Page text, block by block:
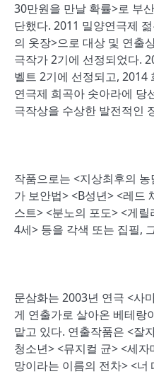
30만원을 만날 확률>로 부
단했다. 2011 밀양연극제
의 옷장>으로 대상 및 연출
극작가 2기에 선정되었다.
벨트 2기에 선정되고, 2014
연극제 희곡아 솟아라에 당
극작상을 수상한 발전적인
작품으로는 <지상최후의
가 보안법> <B성년> <레드
스트> <분노의 포도> <게
4세> 등을 각색 또는 집필,
문삼화는 2003년 연극 <사
게 연출가로 살아온 베테랑
맡고 있다. 연출작품은 <잘
청소년> <뮤지컬 균> <세
망이라는 이름의 전차> <너